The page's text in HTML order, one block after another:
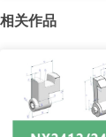
相关作品